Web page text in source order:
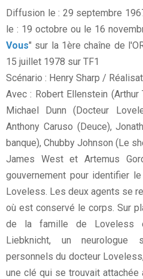
Diffusion le : 29 septembre
le : 19 octobre ou le 16
Vous" sur la 1ère chaîne de
15 juillet 1978 sur TF1
Scénario : Henry Sharp /
Avec : Robert Ellenstein
Michael Dunn (Docteur
Anthony Caruso (Deuce),
banque), Chubby Johnson (Le
James West et Artemus
gouvernement pour identifier
Loveless. Les deux agents se
où est conservé le corps. Sur
de la famille de Loveless
Liebknicht, un
personnels du docteur
une clé qui se trouvait attachée